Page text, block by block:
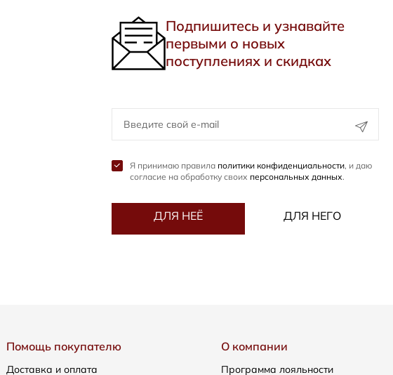
Подпишитесь и узнавайте
первыми о новых
поступлениях и скидках
Я принимаю правила политики конфиденциальности, и даю
согласие на обработку своих персональных данных.
ДЛЯ НЕЁ ДЛЯ НЕГО
Помощь покупателю
Доставка и оплата
О компании
Программа лояльности